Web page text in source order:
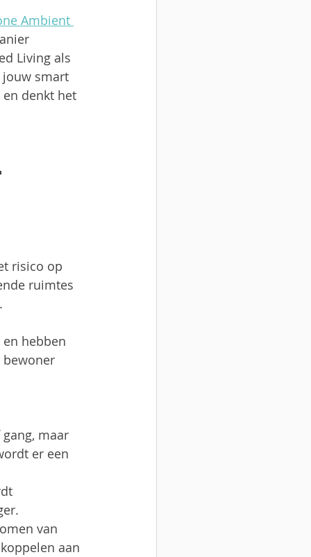
Ambient
Living als
jouw smart
denkt het
risico op
ruimtes
hebben
maar
er een
van
aan